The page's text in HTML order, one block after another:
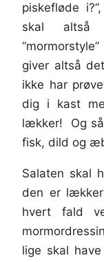
piskefløde
skal altså
giver altså
ikke har
dig i kast
lækker! Og
fisk, dild og
Salaten skal
den er
hvert fald
lige skal